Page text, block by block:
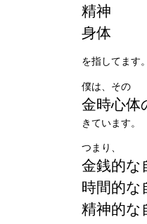
精神
身体
を指してます。
僕は、その
金時心体
きています。
つまり、
金銭的な
時間的な
精神的な